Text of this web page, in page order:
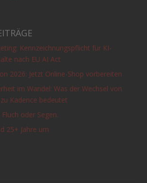
Kennzeichnungspflicht für KI-
nach EU AI Act
2026: Jetzt Online-Shop vorbereiten
im Wandel: Was der Wechsel von
Kadence bedeutet
oder Segen.
25+ Jahre um